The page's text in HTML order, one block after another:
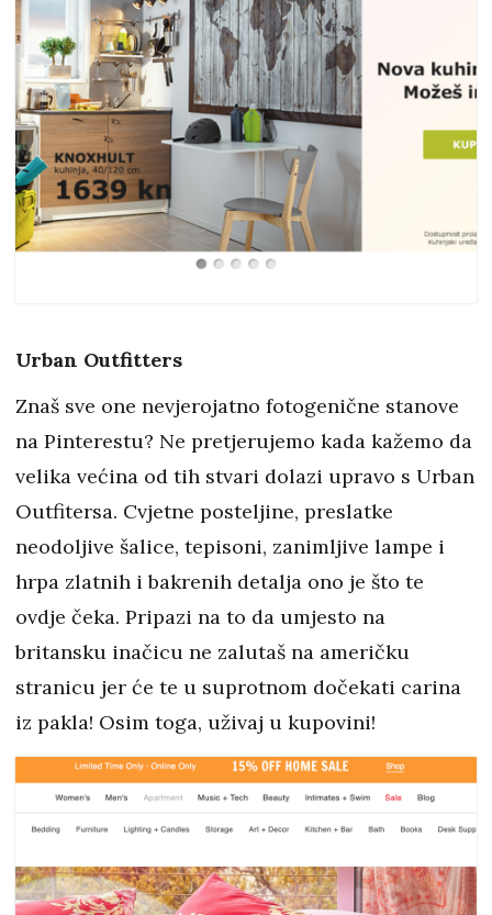
Urban Outfitters
Znaš sve one nevjerojatno fotogenične stanove
na Pinterestu? Ne pretjerujemo kada kažemo da
velika većina od tih stvari dolazi upravo s Urban
Outfitersa. Cvjetne posteljine, preslatke
neodoljive šalice, tepisoni, zanimljive lampe i
hrpa zlatnih i bakrenih detalja ono je što te
ovdje čeka. Pripazi na to da umjesto na
britansku inačicu ne zalutaš na američku
stranicu jer će te u suprotnom dočekati carina
iz pakla! Osim toga, uživaj u kupovini!